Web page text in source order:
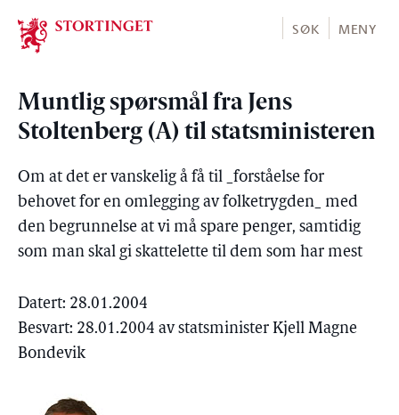
Stortinget.no
SØK MENY
Muntlig spørsmål fra Jens
Stoltenberg (A) til statsministeren
Om at det er vanskelig å få til _forståelse for
behovet for en omlegging av folketrygden_ med
den begrunnelse at vi må spare penger, samtidig
som man skal gi skattelette til dem som har mest
Datert: 28.01.2004
Besvart: 28.01.2004 av statsminister Kjell Magne
Bondevik